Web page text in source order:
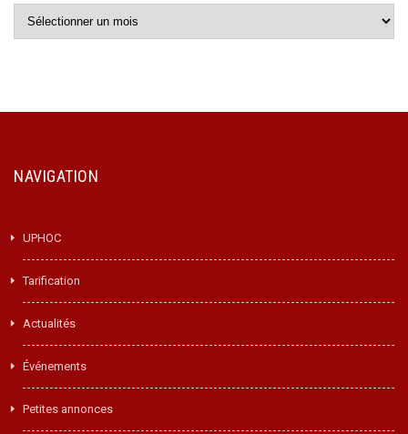
NAVIGATION
UPHOC
Tarification
Actualités
Événements
Petites annonces